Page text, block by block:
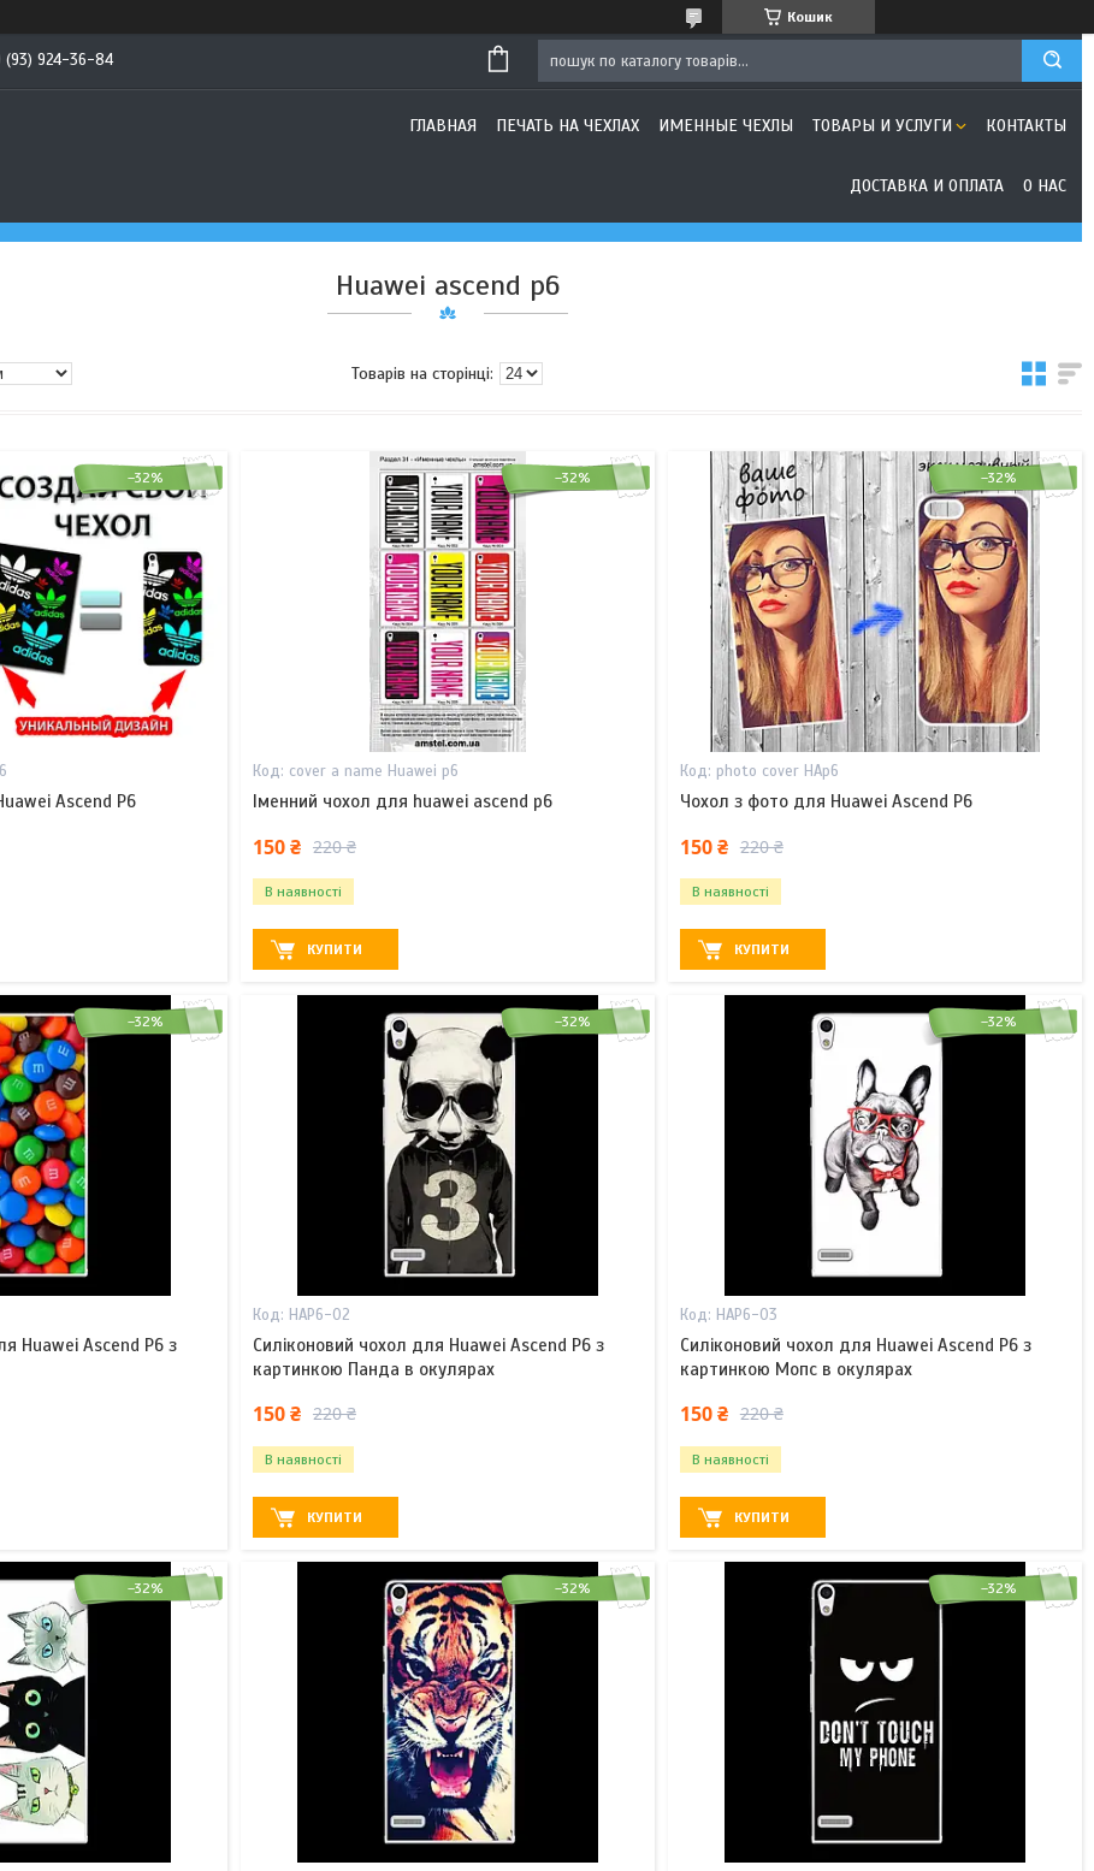
Кошик
(93) 924-36-84
ГЛАВНАЯ ПЕЧАТЬ НА ЧЕХЛАХ ИМЕННЫЕ ЧЕХЛЫ ТОВАРЫ И УСЛУГИ КОНТАКТЫ
ДОСТАВКА И ОПЛАТА О НАС
Huawei ascend p6
–32%
Ascend P6
–32%
cover a name Huawei p6
Іменний чохол для huawei ascend p6
150 ₴ 220 ₴
В наявності
КУПИТИ
–32%
photo cover HAp6
Чохол з фото для Huawei Ascend P6
150 ₴ 220 ₴
В наявності
КУПИТИ
–32%
Huawei Ascend P6 з
–32%
HAP6-02
Силіконовий чохол для Huawei Ascend P6 з
картинкою Панда в окулярах
150 ₴ 220 ₴
В наявності
КУПИТИ
–32%
HAP6-03
Силіконовий чохол для Huawei Ascend P6 з
картинкою Мопс в окулярах
150 ₴ 220 ₴
В наявності
КУПИТИ
–32% –32% –32%